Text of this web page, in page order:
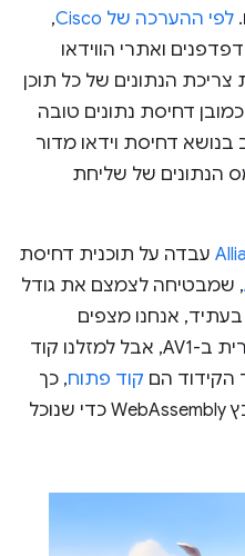
לפי ההערכה של Cisco
,
הדפדפנים ואתרי הווידאו
הנתונים של כל תוכן
דחיסת נתונים טובה
דחיסת וידאו מדור
הנתונים של שליחת
עבדה על תוכנית דחיסת
, שמבטיחה לצמצם את גודל
בעתיד, אנחנו מצפים
שדפדפנים יספקו תמיכה מקורית ב-AV1, אבל למזלנו קוד
הם קוד פתוח, כך
שאפשר לנסות להכין מהם קובץ WebAssembly כדי שנוכל